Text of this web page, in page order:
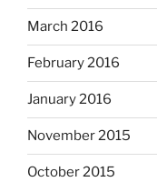
March 2016
February 2016
January 2016
November 2015
October 2015